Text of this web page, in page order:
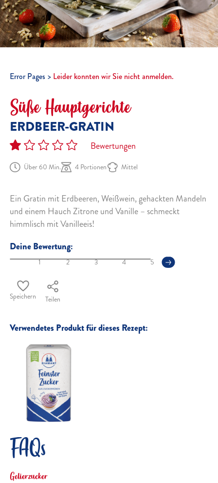
Error Pages Leider konnten wir Sie nicht anmelden.
Süße Hauptgerichte
ERDBEER-GRATIN
Bewertungen
Über 60 Min. 4 Portionen Mittel
Ein Gratin mit Erdbeeren, Weißwein, gehackten Mandeln
und einem Hauch Zitrone und Vanille – schmeckt
himmlisch mit Vanilleeis!
Deine Bewertung:
1 2 3 4 5
Speichern Teilen
Verwendetes Produkt für dieses Rezept:
FAQs
Gelierzucker